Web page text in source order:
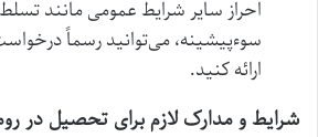
احراز سایر شرایط عمومی مانند
سوءپیشینه، می‌توانید رسماً
ارائه کنید.
شرایط و مدارک لازم برای تحصیل در